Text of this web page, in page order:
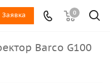
0
Заявка